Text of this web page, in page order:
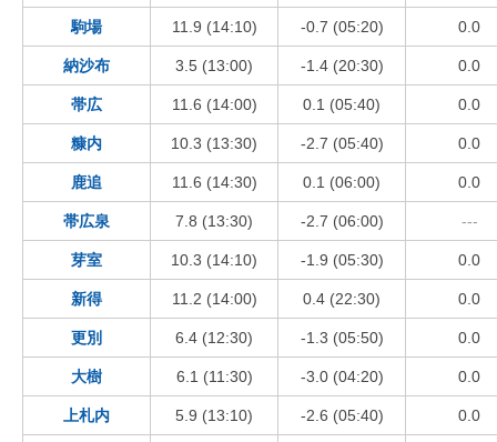
駒場 11.9 (14:10) -0.7 (05:20) 0.0
納沙布 3.5 (13:00) -1.4 (20:30) 0.0
帯広 11.6 (14:00) 0.1 (05:40) 0.0
糠内 10.3 (13:30) -2.7 (05:40) 0.0
鹿追 11.6 (14:30) 0.1 (06:00) 0.0
帯広泉 7.8 (13:30) -2.7 (06:00) ---
芽室 10.3 (14:10) -1.9 (05:30) 0.0
新得 11.2 (14:00) 0.4 (22:30) 0.0
更別 6.4 (12:30) -1.3 (05:50) 0.0
大樹 6.1 (11:30) -3.0 (04:20) 0.0
上札内 5.9 (13:10) -2.6 (05:40) 0.0